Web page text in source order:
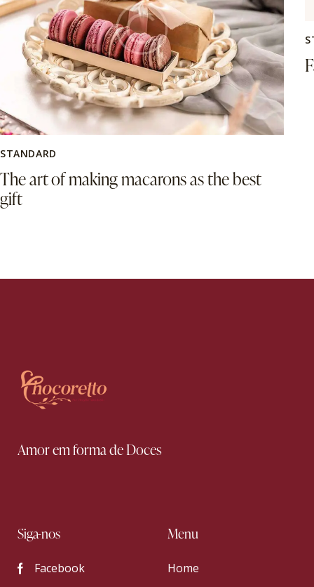
STANDARD
The art of making macarons as the best
gift
Amor em forma de Doces
Siga-nos
Facebook
Menu
Home